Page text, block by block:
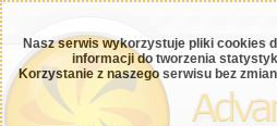
Nasz serwis wykorzystuje pliki cookies
informacji do tworzenia
Korzystanie z naszego serwisu bez